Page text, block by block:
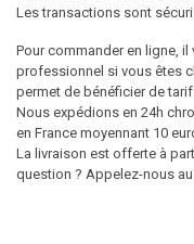
Les transactions sont
Pour commander en ligne,
professionnel si vous êtes
permet de bénéficier de
Nous expédions en 24h
en France moyennant 10
La livraison est offerte à
question ? Appelez-nous au